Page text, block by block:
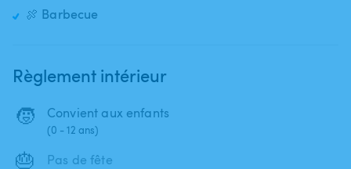
🍖 Barbecue
Règlement intérieur
🧒 Convient aux enfants
(0 - 12 ans)
🎂 Pas de fête